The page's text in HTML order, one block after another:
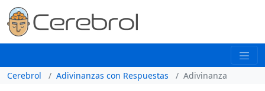
Cerebrol Adivinanzas con Respuestas Adivinanza